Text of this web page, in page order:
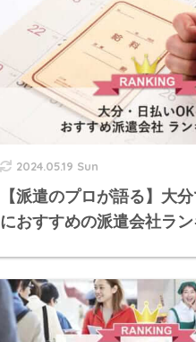
2024.05.19 Sun
【派遣のプロが語る】大
におすすめの派遣会社ラン